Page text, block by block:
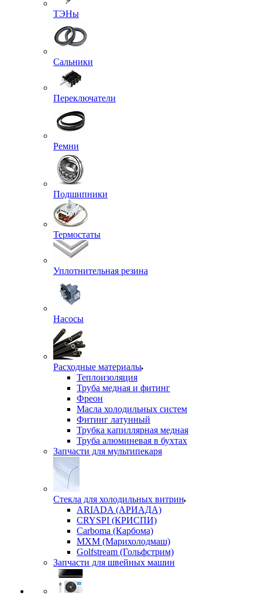
ТЭНы
Сальники
Переключатели
Ремни
Подшипники
Термостаты
Уплотнительная резина
Насосы
Расходные материалы
Теплоизоляция
Труба медная и фитинг
Фреон
Масла холодильных систем
Фитинг латунный
Трубка капиллярная медная
Труба алюминевая в бухтах
Запчасти для мультипекаря
Стекла для холодильных витрин
ARIADA (АРИАДА)
CRYSPI (КРИСПИ)
Carboma (Карбома)
MXM (Марихолодмаш)
Golfstream (Гольфстрим)
Запчасти для швейных машин